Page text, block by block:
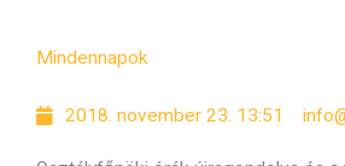
Mindennapok
2018. november 23. 13:51